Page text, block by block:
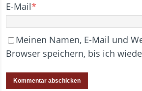
E-Mail*
Meinen Namen, E-Mail und
Browser speichern, bis ich